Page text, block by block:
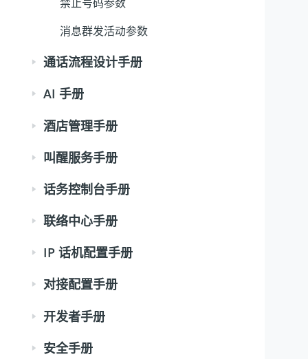
消息群发活动参数
通话流程设计手册
AI 手册
酒店管理手册
叫醒服务手册
话务控制台手册
联络中心手册
IP 话机配置手册
对接配置手册
开发者手册
安全手册